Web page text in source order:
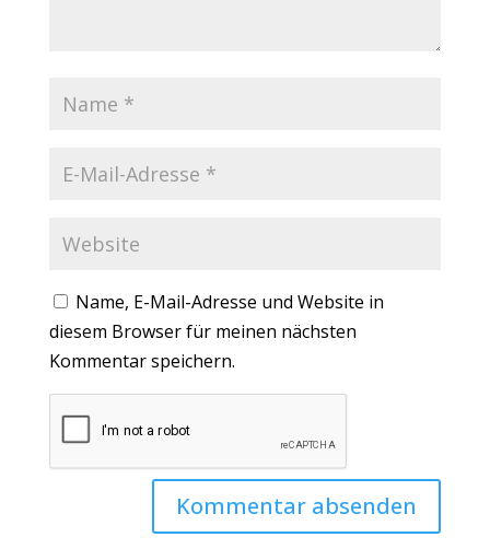
Name, E-Mail-Adresse und Website in
diesem Browser für meinen nächsten
Kommentar speichern.